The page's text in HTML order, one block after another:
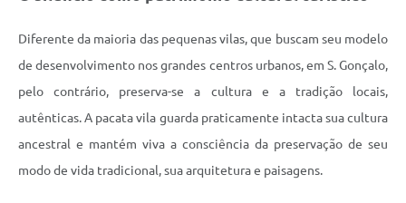
Diferente da maioria das pequenas vilas, que buscam seu modelo
de desenvolvimento nos grandes centros urbanos, em S. Gonçalo,
pelo contrário, preserva-se a cultura e a tradição locais,
autênticas. A pacata vila guarda praticamente intacta sua cultura
ancestral e mantém viva a consciência da preservação de seu
modo de vida tradicional, sua arquitetura e paisagens.